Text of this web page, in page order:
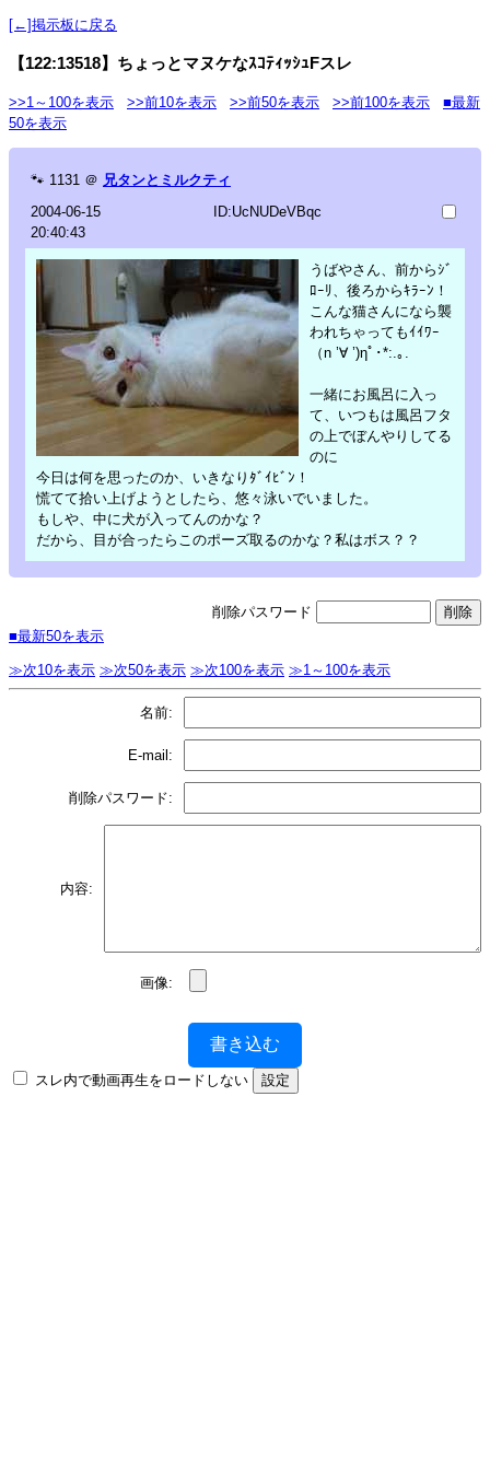
[←]掲示板に戻る
【122:13518】ちょっとマヌケなｽｺﾃｨｯｼｭFスレ
>>1～100を表示 >>前10を表示 >>前50を表示 >>前100を表示
■最新
50を表示
🐾 1131 ＠ 兄タンとミルクティ
2004-06-15
20:40:43
ID:UcNUDeVBqc
うばやさん、前からｼﾞ
ﾛｰﾘ、後ろからｷﾗｰﾝ！
こんな猫さんになら襲
われちゃってもｲｲﾜｰ
（n ’∀ ’)ηﾟ･*:.｡.
一緒にお風呂に入っ
て、いつもは風呂フタ
の上でぼんやりしてる
のに
今日は何を思ったのか、いきなりﾀﾞｲﾋﾞﾝ！
慌てて拾い上げようとしたら、悠々泳いでいました。
もしや、中に犬が入ってんのかな？
だから、目が合ったらこのポーズ取るのかな？私はボス？？
削除パスワード
■最新50を表示
≫次10を表示 ≫次50を表示 ≫次100を表示 ≫1～100を表示
名前:
E-mail:
削除パスワード:
内容:
画像:
書き込む
スレ内で動画再生をロードしない